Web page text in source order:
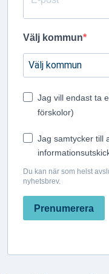
Välj kommun
Jag vill endast ta
förskolor)
Jag samtycker till
Du kan när som helst
nyhetsbrev.
Prenumerera